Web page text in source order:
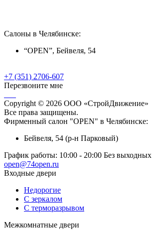
Салоны в Челябинске:
“OPEN”, Бейвеля, 54
+7 (351) 2706-607
Перезвоните мне
Copyright © 2026 ООО «СтройДвижение»
Все права защищены.
Фирменный салон "OPEN" в Челябинске:
Бейвеля, 54 (р-н Парковый)
График работы: 10:00 - 20:00 Без выходных
open@74open.ru
Входные двери
Недорогие
С зеркалом
С терморазрывом
Межкомнатные двери